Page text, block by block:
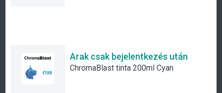
Árak csak bejelentkezés után
ChromaBlast tinta 200ml Cyan